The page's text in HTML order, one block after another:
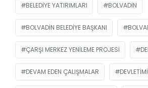
BELEDIYE YATIRIMLARI BOLVADIN
BOLVADIN BELEDIYE BAŞKANI
ÇARŞI MERKEZ YENILEME PROJESI
DEVAM EDEN ÇALIŞMALAR